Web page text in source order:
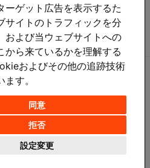
ーゲット広告を表示するた
サイトのトラフィックを分
および当ウェブサイトへの
から来ているかを理解する
およびその他の追跡技術
す。
同意
拒否
設定変更
問い合わせ電話番号 06-6227-0023